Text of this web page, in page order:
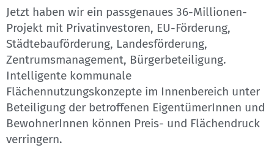
Jetzt haben wir ein passgenaues 36-Millionen-
Projekt mit Privatinvestoren, EU-Förderung,
Städtebauförderung, Landesförderung,
Zentrumsmanagement, Bürgerbeteiligung.
Intelligente kommunale
Flächennutzungskonzepte im Innenbereich unter
Beteiligung der betroffenen EigentümerInnen und
BewohnerInnen können Preis- und Flächendruck
verringern.